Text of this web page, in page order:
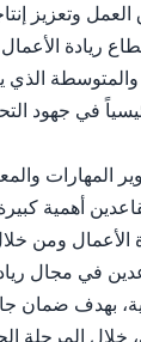
وتعزيز
ريادة
الذي
في جهود
المهارات
أهمية
الأعمال
في مجال
بهدف ضمان
خلال المرحلة